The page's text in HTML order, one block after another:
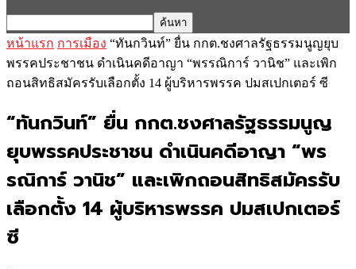
หน้าแรก การเมือง “ทันกวินท์” ยื่น กกต.ชงศาลรัฐธรรมนูญยุบ
พรรคประชาชน ดำเนินคดีอาญา “พรรณิการ์ วานิช” และเพิก
ถอนสิทธิสมัครรับเลือกตั้ง 14 ผู้บริหารพรรค ปมสเปกเตอร์ ซี
“ทันกวินท์” ยื่น กกต.ชงศาลรัฐธรรมนูญ
ยุบพรรคประชาชน ดำเนินคดีอาญา “พร
รณิการ์ วานิช” และเพิกถอนสิทธิสมัครรับ
เลือกตั้ง 14 ผู้บริหารพรรค ปมสเปกเตอร์
ซี